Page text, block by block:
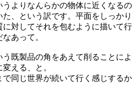
よりなんらかの物体に近くなるの
、という訳です。平面をしっかり
対してそれを包むように描いて行
あって。
既製品の角をあえて削ることによ
える、と。
同じ世界が続いて行く感じするか